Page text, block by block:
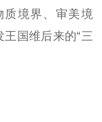
质境界、审美境
国维后来的“三